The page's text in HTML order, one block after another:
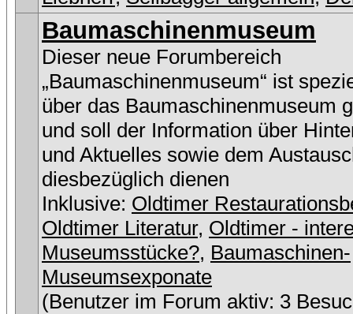
Baumaschinenmuseum
Dieser neue Forumbereich
„Baumaschinenmuseum“ ist
über das Baumaschinenmuseum
und soll der Information über
und Aktuelles sowie dem
diesbezüglich dienen
Inklusive: Oldtimer
Oldtimer Literatur, Oldtimer -
Museumsstücke?, Baumaschinen-
Museumsexponate
(Benutzer im Forum aktiv: 3